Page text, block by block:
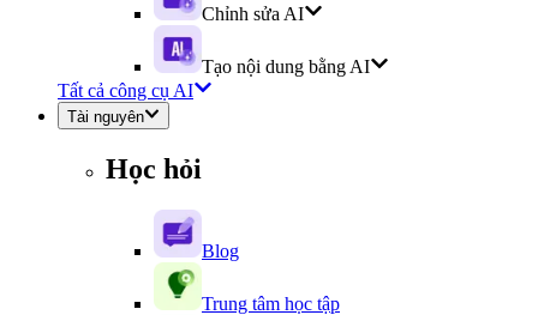
Chỉnh sửa AI
Tạo nội dung bằng AI
Tất cả công cụ AI
Tài nguyên
Học hỏi
Blog
Trung tâm học tập